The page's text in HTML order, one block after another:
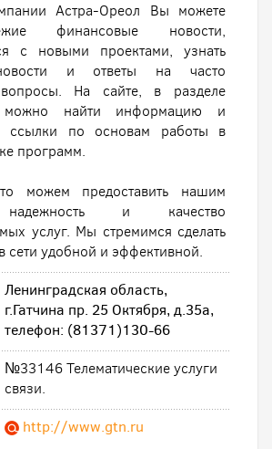
Астра-Ореол Вы можете
финансовые новости,
с новыми проектами, узнать
и ответы на часто
На сайте, в разделе
можно найти информацию и
ссылки по основам работы в
программ.
можем предоставить нашим
и качество
услуг. Мы стремимся сделать
сети удобной и эффективной.
Ленинградская область,
г.Гатчина пр. 25 Октября, д.35a,
телефон: (81371)130-66
№33146 Телематические услуги
связи.
http://www.gtn.ru